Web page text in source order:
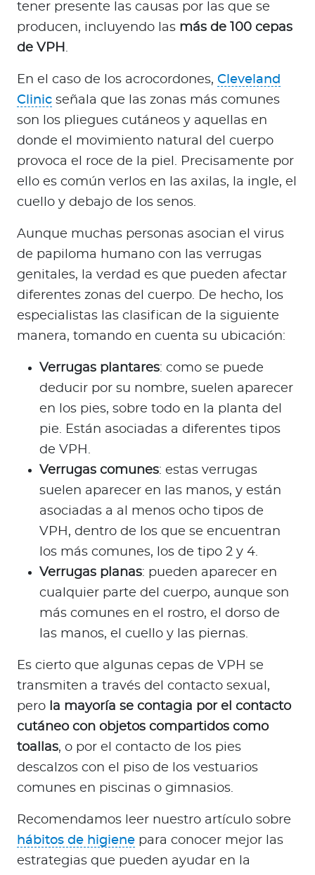
tener presente las causas por las que se
producen, incluyendo las más de 100 cepas
de VPH .
En el caso de los acrocordones, Cleveland
Clinic señala que las zonas más comunes
son los pliegues cutáneos y aquellas en
donde el movimiento natural del cuerpo
provoca el roce de la piel. Precisamente por
ello es común verlos en las axilas, la ingle, el
cuello y debajo de los senos.
Aunque muchas personas asocian el virus
de papiloma humano con las verrugas
genitales, la verdad es que pueden afectar
diferentes zonas del cuerpo. De hecho, los
especialistas las clasifican de la siguiente
manera, tomando en cuenta su ubicación:
Verrugas plantares: como se puede
deducir por su nombre, suelen aparecer
en los pies, sobre todo en la planta del
pie. Están asociadas a diferentes tipos
de VPH.
Verrugas comunes: estas verrugas
suelen aparecer en las manos, y están
asociadas a al menos ocho tipos de
VPH, dentro de los que se encuentran
los más comunes, los de tipo 2 y 4.
Verrugas planas: pueden aparecer en
cualquier parte del cuerpo, aunque son
más comunes en el rostro, el dorso de
las manos, el cuello y las piernas.
Es cierto que algunas cepas de VPH se
transmiten a través del contacto sexual,
pero la mayoría se contagia por el contacto
cutáneo con objetos compartidos como
toallas, o por el contacto de los pies
descalzos con el piso de los vestuarios
comunes en piscinas o gimnasios.
Recomendamos leer nuestro artículo sobre
hábitos de higiene para conocer mejor las
estrategias que pueden ayudar en la